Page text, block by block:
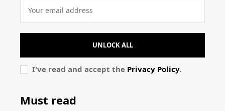
UNLOCK ALL
I've read and accept the Privacy Policy.
Must read